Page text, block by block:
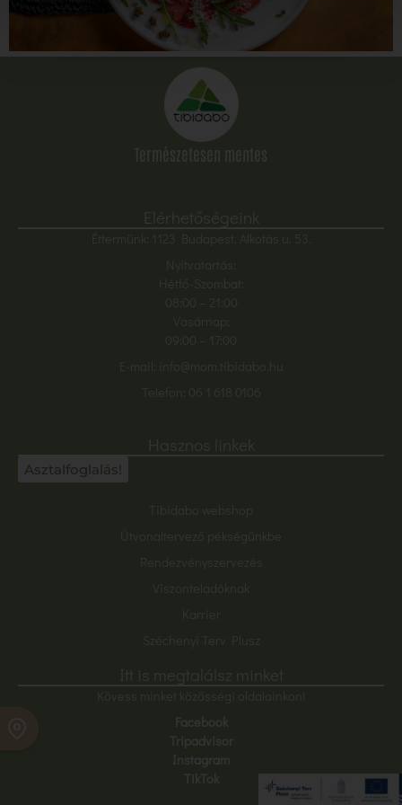
Természetesen mentes
Elérhetőségeink
Éttermünk: 1123 Budapest, Alkotás u. 53.
Nyitvatartás:
Hétfő-Szombat:
08:00
– 21:00
Vasárnap:
09:00 – 17:00
E-mail: info@mom.tibidabo.hu
Telefon: 06 1 618 0106
Hasznos linkek
Asztalfoglalás!
Tibidabo webshop
Útvonaltervező pékségünkbe
Rendezvényszervezés
Viszonteladóknak
Karrier
Széchenyi Terv Plusz
Itt is megtalálsz minket
Kövess minket közösségi oldalainkon!
Facebook
Tripadvisor
Instagram
TikTok